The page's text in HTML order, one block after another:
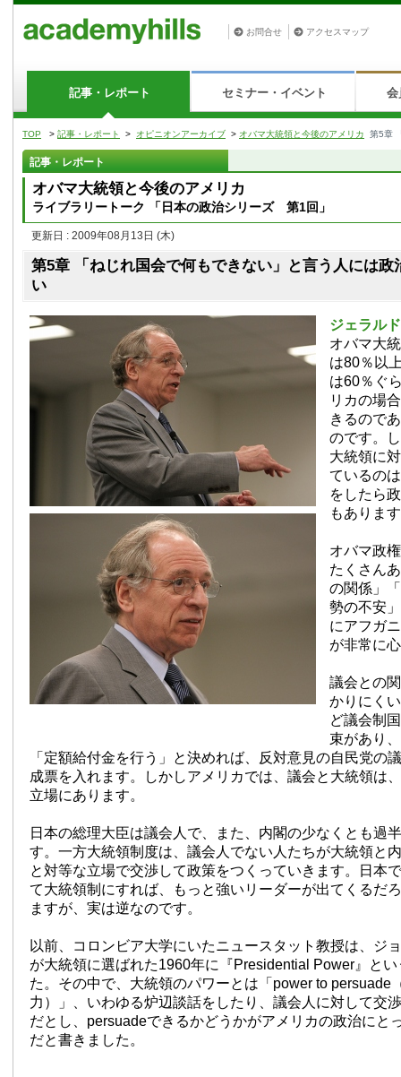
お問合せ アクセスマップ
記事・レポート セミナー・イベント 会
TOP > 記事・レポート > オピニオンアーカイブ > オバマ大統領と今後のアメリカ 第5章
記事・レポート
オバマ大統領と今後のアメリカ
ライブラリートーク 「日本の政治シリーズ 第1回」
更新日 : 2009年08月13日 (木)
第5章 「ねじれ国会で何もできない」と言う人には政
い
ジェラル
オバマ大
は80％以
は60％ぐ
リカの場
きるので
のです。
大統領に
ているの
をしたら
もありま
オバマ政
たくさん
の関係」
勢の不安
にアフガ
が非常に
議会との
かりにく
ど議会制
束があり
「定額給付金を行う」と決めれば、反対意見の自民党の
成票を入れます。しかしアメリカでは、議会と大統領は
立場にあります。
日本の総理大臣は議会人で、また、内閣の少なくとも過
す。一方大統領制度は、議会人でない人たちが大統領と
と対等な立場で交渉して政策をつくっていきます。日本
て大統領制にすれば、もっと強いリーダーが出てくるだ
ますが、実は逆なのです。
以前、コロンビア大学にいたニュースタット教授は、ジ
が大統領に選ばれた1960年に『Presidential Power』と
た。その中で、大統領のパワーとは「power to persuade
力）」、いわゆる炉辺談話をしたり、議会人に対して交
だとし、persuadeできるかどうかがアメリカの政治にと
だと書きました。